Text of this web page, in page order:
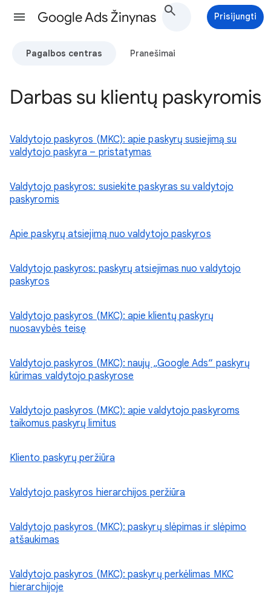
Google Ads Žinynas Prisijungti
Pagalbos centras Pranešimai
Darbas su klientų paskyromis
Valdytojo paskyros (MKC): apie paskyrų susiejimą su
valdytojo paskyra – pristatymas
Valdytojo paskyros: susiekite paskyras su valdytojo
paskyromis
Apie paskyrų atsiejimą nuo valdytojo paskyros
Valdytojo paskyros: paskyrų atsiejimas nuo valdytojo
paskyros
Valdytojo paskyros (MKC): apie klientų paskyrų
nuosavybės teisę
Valdytojo paskyros (MKC): naujų „Google Ads“ paskyrų
kūrimas valdytojo paskyrose
Valdytojo paskyros (MKC): apie valdytojo paskyroms
taikomus paskyrų limitus
Kliento paskyrų peržiūra
Valdytojo paskyros hierarchijos peržiūra
Valdytojo paskyros (MKC): paskyrų slėpimas ir slėpimo
atšaukimas
Valdytojo paskyros (MKC): paskyrų perkėlimas MKC
hierarchijoje